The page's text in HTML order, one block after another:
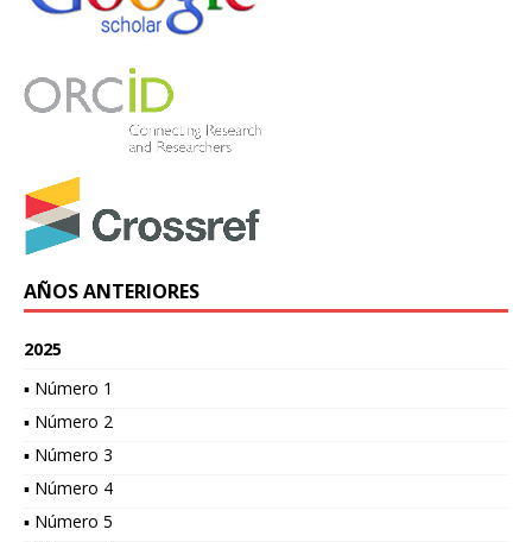
AÑOS ANTERIORES
2025
▪ Número 1
▪ Número 2
▪ Número 3
▪ Número 4
▪ Número 5